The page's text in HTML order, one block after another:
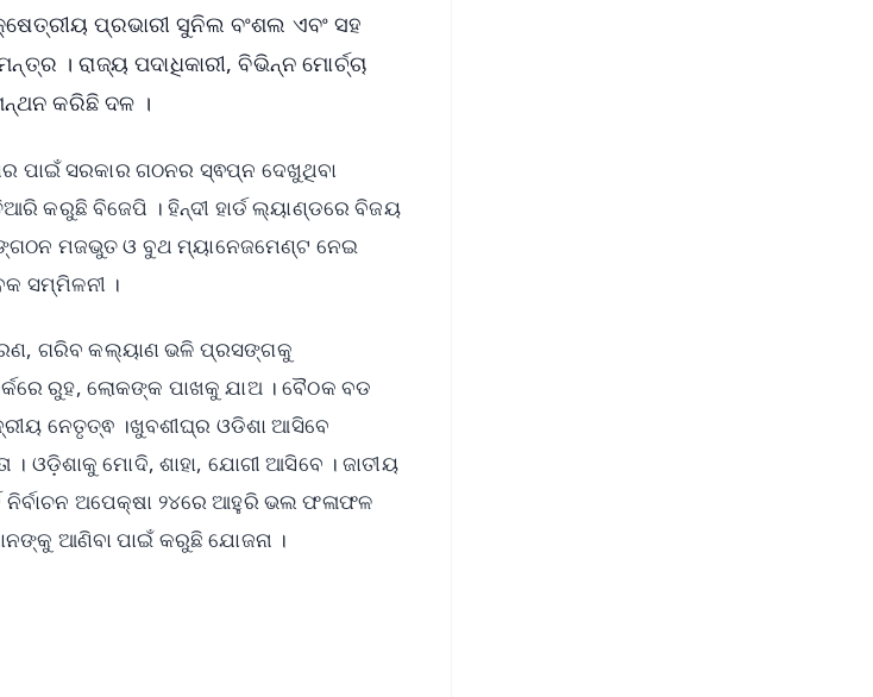
ପ୍ରଭାରୀ ସୁନିଲ ବଂଶଲ ଏବଂ ସହ
। ରାଜ୍ୟ ପଦାଧିକାରୀ, ବିଭିନ୍ନ ମୋର୍ଚ୍ଚା
କରିଛି ଦଳ ।
ପାଇଁ ସରକାର ଗଠନର ସ୍ଵପ୍ନ ଦେଖୁଥିବା
କରୁଛି ବିଜେପି । ହିନ୍ଦୀ ହାର୍ଡ ଲ୍ୟାଣ୍ଡରେ ବିଜୟ
ମଜଭୁତ ଓ ବୁଥ ମ୍ୟାନେଜମେଣ୍ଟ ନେଇ
ସମ୍ମିଳନୀ ।
ଗରିବ କଲ୍ୟାଣ ଭଳି ପ୍ରସଙ୍ଗକୁ
ରୁହ, ଲୋକଙ୍କ ପାଖକୁ ଯାଅ । ବୈଠକ ବଡ
ନେତୃତ୍ଵ ।ଖୁବଶୀଘ୍ର ଓଡିଶା ଆସିବେ
। ଓଡ଼ିଶାକୁ ମୋଦି, ଶାହା, ଯୋଗୀ ଆସିବେ । ଜାତୀୟ
ଅପେକ୍ଷା ୨୪ରେ ଆହୁରି ଭଲ ଫଳାଫଳ
ଆଣିବା ପାଇଁ କରୁଛି ଯୋଜନା ।